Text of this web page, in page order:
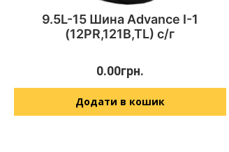
9.5L-15 Шина Advance I-1
(12PR,121B,TL) с/г
0.00грн.
Додати в кошик